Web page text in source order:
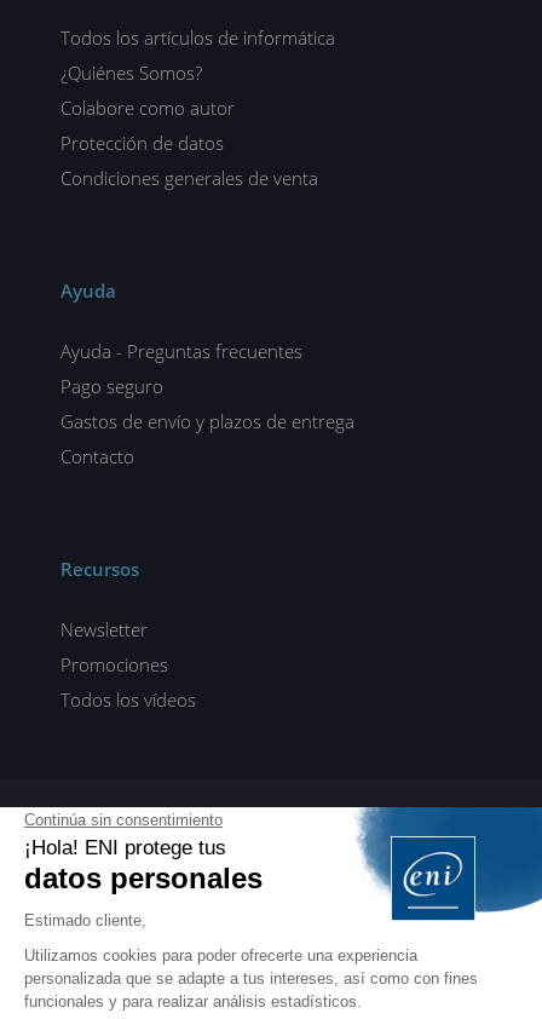
Todos los artículos de informática
¿Quiénes Somos?
Colabore como autor
Protección de datos
Condiciones generales de venta
Ayuda
Ayuda - Preguntas frecuentes
Pago seguro
Gastos de envío y plazos de entrega
Contacto
Recursos
Newsletter
Promociones
Todos los vídeos
ENI elearning
E-formaciones en 5 idiomas
Manuales para profesionales de la formación
EDITIONS ENI